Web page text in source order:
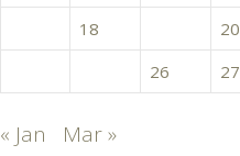
18 20
26 27
« Jan Mar »